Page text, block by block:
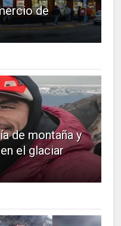
de
de montaña y
el glaciar